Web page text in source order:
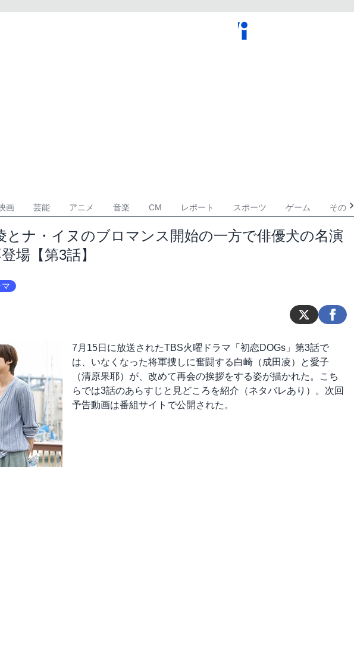
画 芸能 アニメ 音楽 CM レポート スポーツ ゲーム その他
とナ・イヌのブロマンス開始の一方で俳優犬の名演
場【第3話】
マ
7月15日に放送されたTBS火曜ドラマ「初恋DOGs」第3話で
は、いなくなった将軍捜しに奮闘する白崎（成田凌）と愛子
（清原果耶）が、改めて再会の挨拶をする姿が描かれた。こち
らでは3話のあらすじと見どころを紹介（ネタバレあり）。次回
予告動画は番組サイトで公開された。